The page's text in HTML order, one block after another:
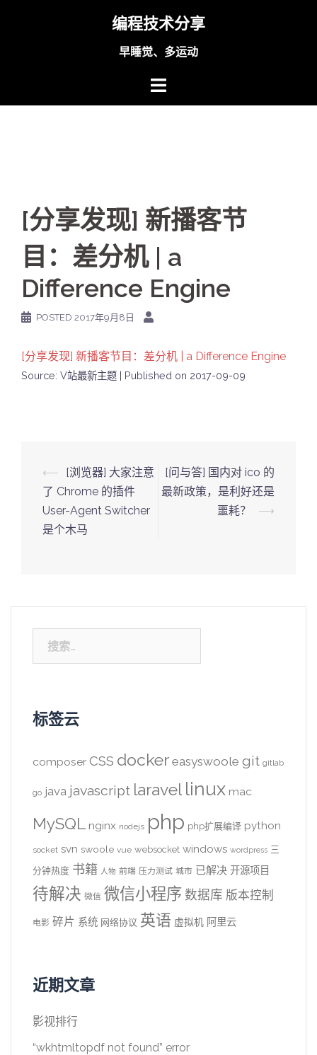
编程技术分享
早睡觉、多运动
[分享发现] 新播客节
目：差分机 | a
Difference Engine
POSTED 2017年9月8日
[分享发现] 新播客节目：差分机 | a Difference Engine
Source: V站最新主题 Published on 2017-09-09
Post
navigation
⟵
[浏览器] 大家注意
了 Chrome 的插件
User-Agent Switcher
是个木马
[问与答] 国内对 ico 的
最新政策，是利好还是
噩耗？
⟶
索：
标签云
composer CSS docker easyswoole git gitlab
go java javascript laravel linux mac
MySQL nginx nodejs php php扩展编译 python
socket svn swoole vue websocket windows wordpress 三
分钟热度 书籍 人物 前端 压力测试 城市 已解决 开源项目
待解决 微信 微信小程序 数据库 版本控制
电影 碎片 系统 网络协议 英语 虚拟机 阿里云
近期文章
影视排行
“wkhtmltopdf not found” error